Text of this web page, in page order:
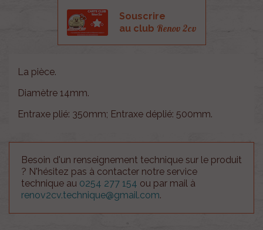
Souscrire
au club Renov 2cv
La pièce.
Diamètre 14mm.
Entraxe plié: 350mm; Entraxe déplié: 500mm.
Besoin d'un renseignement technique sur le produit
? N'hésitez pas à contacter notre service
technique au 0254 277 154 ou par mail à
renov2cv.technique@gmail.com.